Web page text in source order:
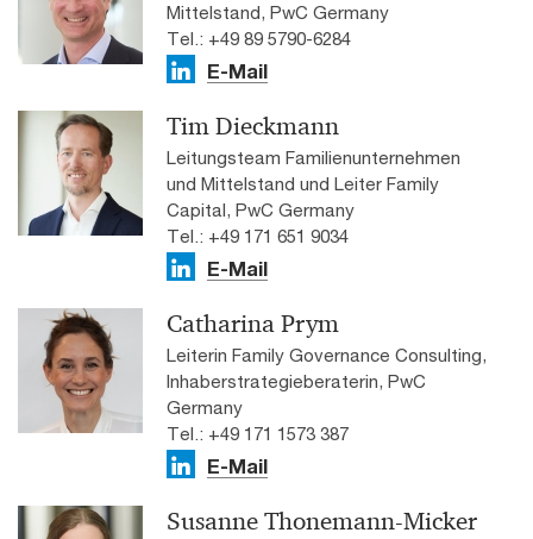
Mittelstand, PwC Germany
Tel.: +49 89 5790-6284
E-Mail
Tim Dieckmann
Leitungsteam Familienunternehmen
und Mittelstand und Leiter Family
Capital, PwC Germany
Tel.: +49 171 651 9034
E-Mail
Catharina Prym
Leiterin Family Governance Consulting,
Inhaberstrategieberaterin, PwC
Germany
Tel.: +49 171 1573 387
E-Mail
Susanne Thonemann-Micker